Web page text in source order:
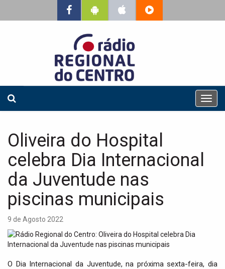
T
o
Oliveira do Hospital
celebra Dia Internacional
da Juventude nas
piscinas municipais
9 de Agosto 2022
O Dia Internacional da Juventude, na próxima sexta-feira, dia